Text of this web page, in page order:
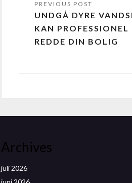
UNDGÅ DYRE
KAN
REDDE DIN BOLIG
Archives
juli 2026